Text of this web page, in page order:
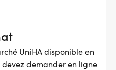
UniHA disponible en
devez demander en ligne